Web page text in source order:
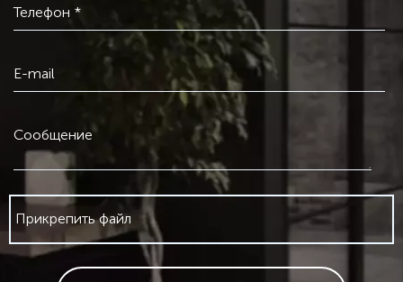
Телефон *
E-mail
Сообщение
Прикрепить файл